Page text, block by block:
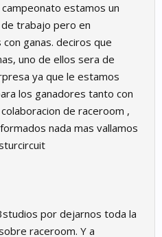
estamos un
trabajo pero en
ganas. deciros que
uno de ellos sera de
ya que le estamos
los ganadores tanto con
de raceroom ,
nada mas vallamos
por dejarnos toda la
raceroom. Y a